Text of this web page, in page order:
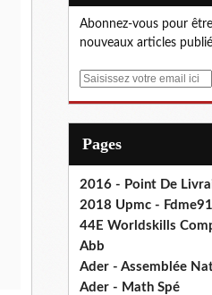
Abonnez-vous pour
nouveaux articles
E
Pages
2016 - Point De
2018 Upmc -
44E Worldskills
Abb
Ader - Assemblée
Ader - Math Spé